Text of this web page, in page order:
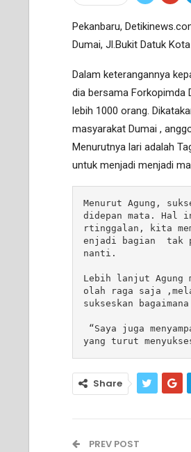
Pekanbaru,
Dumai, Jl.Bukit Datuk
Dalam keterangannya
dia bersama Forkopimda
lebih 1000 orang.
masyarakat Dumai ,
Menurutnya lari adalah
untuk menjadi menjadi
Menurut Agung,
didepan mata. Hal
rtinggalan, kita
enjadi bagian  tak
nanti.
Lebih lanjut Agung
olah raga saja
sukseskan
yang turut
Share
PREV POST